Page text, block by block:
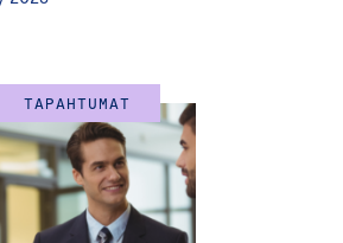
inspiroivia
käytännön toimintamalleja,
verkostoitumista muiden
Lisäksi osallistujat tekevät
TAPAHTUMAT